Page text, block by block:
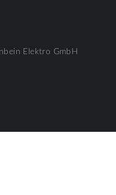
Elektro GmbH